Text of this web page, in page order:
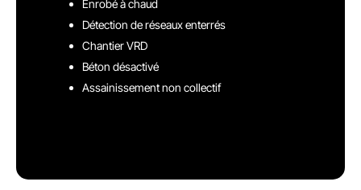
Enrobé à chaud
Détection de réseaux enterrés
Chantier VRD
Béton désactivé
Assainissement non collectif